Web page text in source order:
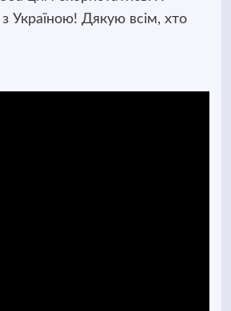
Україною! Дякую всім, хто